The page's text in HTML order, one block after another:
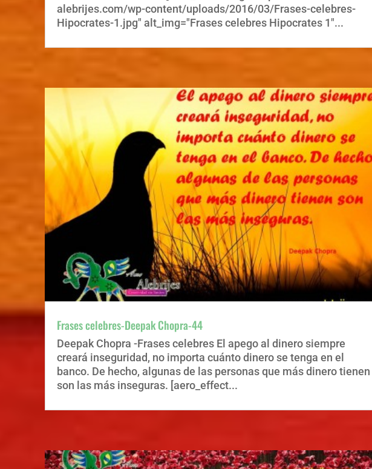
alebrijes.com/wp-content/uploads/2016/03/Frases-celebres-
Hipocrates-1.jpg" alt_img="Frases celebres Hipocrates 1"...
Frases celebres-Deepak Chopra-44
Deepak Chopra -Frases celebres El apego al dinero siempre
creará inseguridad, no importa cuánto dinero se tenga en el
banco. De hecho, algunas de las personas que más dinero tienen
son las más inseguras. [aero_effect...